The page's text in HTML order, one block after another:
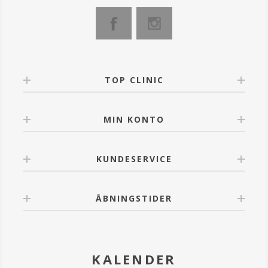
TOP CLINIC
MIN KONTO
KUNDESERVICE
ÅBNINGSTIDER
KALENDER